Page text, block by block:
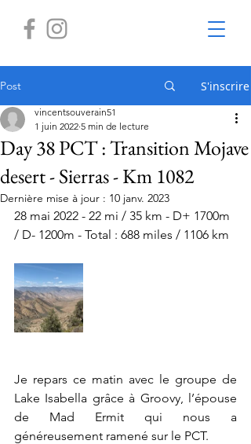
Post S'inscrire
Day 38 PCT : Transition Mojave
desert - Sierras - Km 1082
vincentsouverain51
1 juin 2022 5 min de lecture
Dernière mise à jour : 10 janv. 2023
28 mai 2022 - 22 mi / 35 km - D+ 1700m
/ D- 1200m - Total : 688 miles / 1106 km
Je repars ce matin avec le groupe de
Lake Isabella grâce à Groovy, l’épouse
de Mad Ermit qui nous a
généreusement ramené sur le PCT.